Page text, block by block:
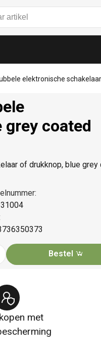
elektronische
coated
of drukknop, blue grey
Bestel
met